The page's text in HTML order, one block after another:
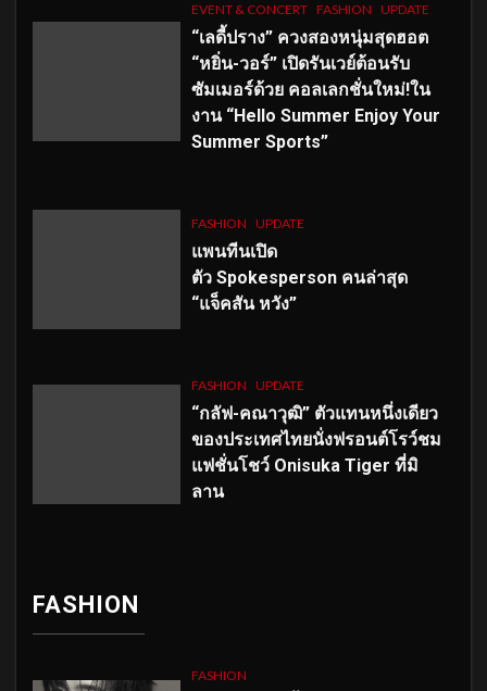
EVENT & CONCERT FASHION UPDATE
“เลดี้ปราง” ควงสองหนุ่มสุดฮอต
“หยิ่น-วอร์” เปิดรันเวย์ต้อนรับ
ซัมเมอร์ด้วย คอลเลกชั่นใหม่!ใน
งาน “Hello Summer Enjoy Your
Summer Sports”
FASHION UPDATE
แพนทีนเปิด
ตัว Spokesperson คนล่าสุด
“แจ็คสัน หวัง”
FASHION UPDATE
“กลัฟ-คณาวุฒิ” ตัวแทนหนึ่งเดียว
ของประเทศไทยนั่งฟรอนต์โรว์ชม
แฟชั่นโชว์ Onisuka Tiger ที่มิ
ลาน
FASHION
FASHION